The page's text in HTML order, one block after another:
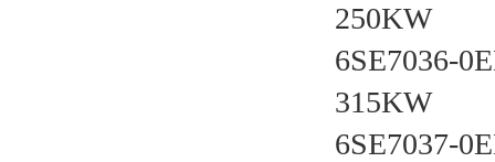
250KW
6SE7036-
315KW
6SE7037-